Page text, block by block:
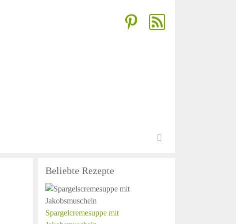
Beliebte Rezepte
Spargelcremesuppe mit